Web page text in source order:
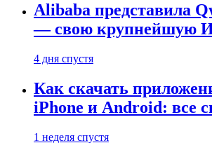
Alibaba представила
— свою крупнейшую
4 дня спустя
Как скачать
iPhone и Android: все
1 неделя спустя